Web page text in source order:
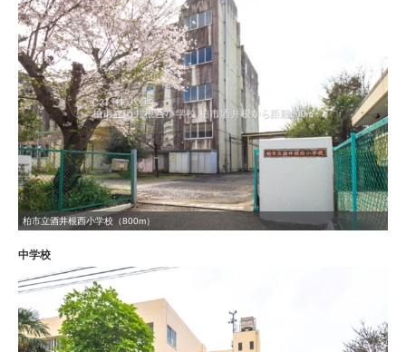
柏市立酒井根西小学校（800m）
中学校